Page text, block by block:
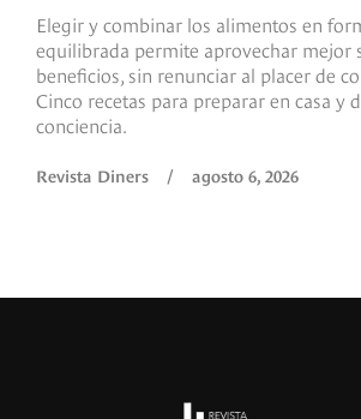
Elegir y combinar los alimentos en
equilibrada permite aprovechar mejor
beneficios, sin renunciar al placer de
Cinco recetas para preparar en casa y
conciencia.
Revista Diners / agosto 6, 2026